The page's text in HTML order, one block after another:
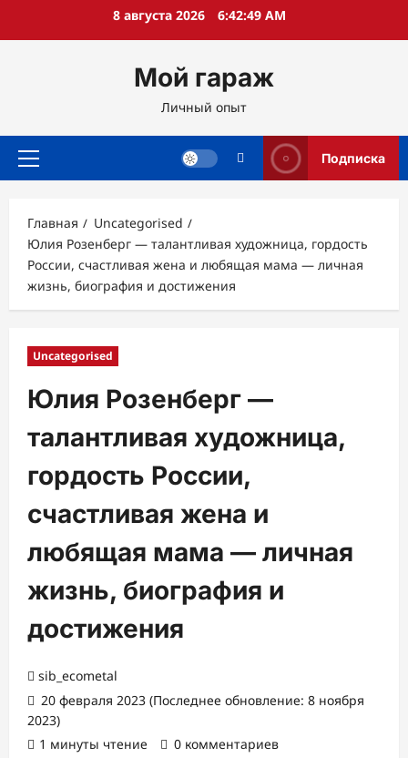
8 августа 2026 6:42:50 AM
Мой гараж
Личный опыт
Основное
Подписка
Главная
Uncategorised
Юлия Розенберг — талантливая художница, гордость
России, счастливая жена и любящая мама — личная
жизнь, биография и достижения
Uncategorised
Юлия Розенберг —
талантливая художница,
гордость России,
счастливая жена и
любящая мама — личная
жизнь, биография и
достижения
sib_ecometal
20 февраля 2023 (Последнее обновление: 8 ноября
2023)
1 минуты чтение
0 комментариев